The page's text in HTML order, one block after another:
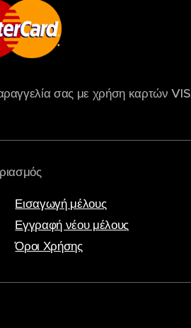
σας με χρήση καρτών
Εισαγωγή μέλους
Εγγραφή νέου μέλους
Όροι Χρήσης